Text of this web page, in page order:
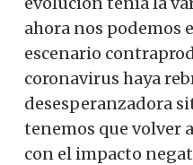
ahora nos podemos
escenario
coronavirus haya
desesperanzadora
tenemos que volver
con el impacto